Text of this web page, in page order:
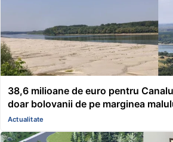
38,6 milioane de euro pentru
doar bolovanii de pe marginea
Actualitate